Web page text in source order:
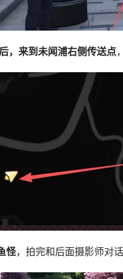
，来到未闻浦右侧传送点
怪，拍完和后面摄影师对